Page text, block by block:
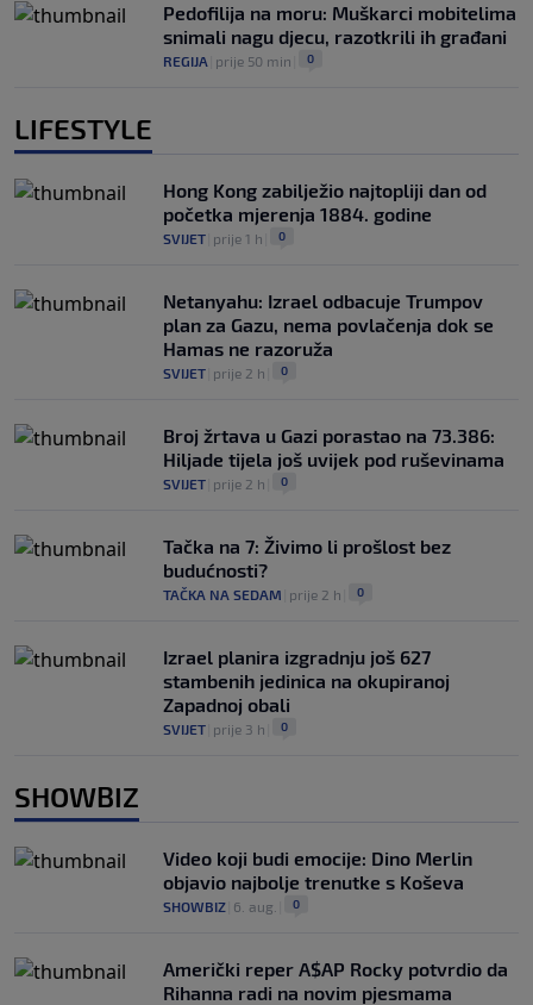
Pedofilija na moru: Muškarci mobitelima
snimali nagu djecu, razotkrili ih građani
REGIJA prije 50 min 0
LIFESTYLE
Hong Kong zabilježio najtopliji dan od
početka mjerenja 1884. godine
SVIJET prije 1 h 0
Netanyahu: Izrael odbacuje Trumpov
plan za Gazu, nema povlačenja dok se
Hamas ne razoruža
SVIJET prije 2 h 0
Broj žrtava u Gazi porastao na 73.386:
Hiljade tijela još uvijek pod ruševinama
SVIJET prije 2 h 0
Tačka na 7: Živimo li prošlost bez
budućnosti?
TAČKA NA SEDAM prije 2 h 0
Izrael planira izgradnju još 627
stambenih jedinica na okupiranoj
Zapadnoj obali
SVIJET prije 3 h 0
SHOWBIZ
Video koji budi emocije: Dino Merlin
objavio najbolje trenutke s Koševa
SHOWBIZ 6. aug. 0
Američki reper A$AP Rocky potvrdio da
Rihanna radi na novim pjesmama